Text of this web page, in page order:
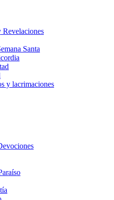
Santa
y lacrimaciones